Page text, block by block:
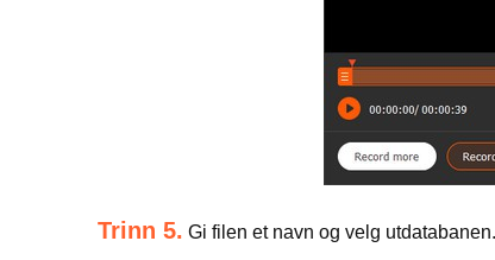
Trinn 5. Gi filen et navn og velg